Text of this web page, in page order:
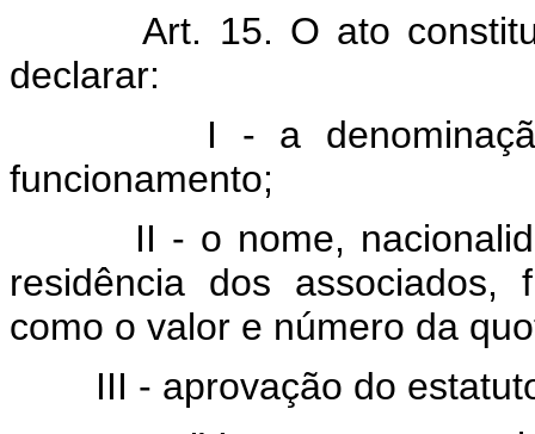
Art. 15. O ato
declarar:
I - a denominação
funcionamento;
II - o nome,
residência dos associados,
como o valor e número da
III - aprovação do